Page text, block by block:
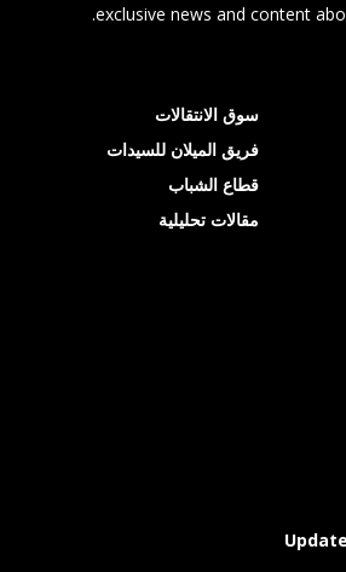
exclusive news and content
سوق الانتقالات
فريق الميلان للسيدات
قطاع الشباب
مقالات تحليلية